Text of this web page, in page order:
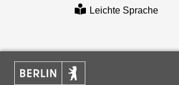
Leichte Sprache